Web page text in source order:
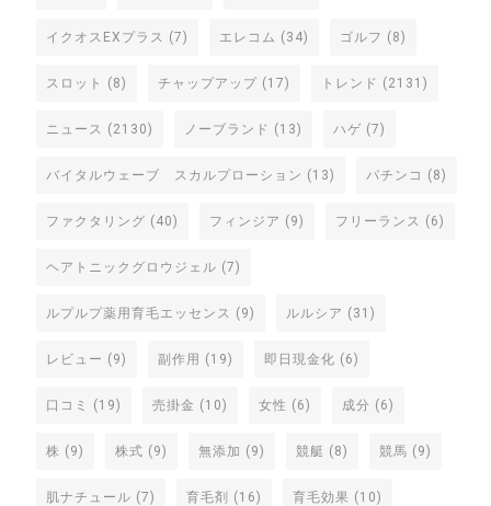
イクオスEXプラス (7) エレコム (34) ゴルフ (8)
スロット (8) チャップアップ (17) トレンド (2131)
ニュース (2130) ノーブランド (13) ハゲ (7)
バイタルウェーブ スカルプローション (13) パチンコ (8)
ファクタリング (40) フィンジア (9) フリーランス (6)
ヘアトニックグロウジェル (7)
ルプルプ薬用育毛エッセンス (9) ルルシア (31)
レビュー (9) 副作用 (19) 即日現金化 (6)
口コミ (19) 売掛金 (10) 女性 (6) 成分 (6)
株 (9) 株式 (9) 無添加 (9) 競艇 (8) 競馬 (9)
肌ナチュール (7) 育毛剤 (16) 育毛効果 (10)